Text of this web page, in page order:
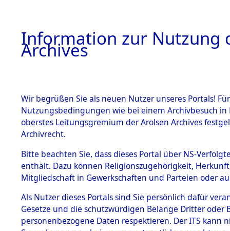
BESTÄNDE
1.
mente
5. Verschiedenes
5.3
Information zur Nutzung
Archives
Wir begrüßen Sie als neuen Nutzer unseres Portals!
Nutzungsbedingungen wie bei einem Archivbesuch
oberstes Leitungsgremium der Arolsen Archives
Archivrecht.
Bitte beachten Sie, dass dieses Portal über NS-
enthält. Dazu können Religionszugehörigkeit,
Mitgliedschaft in Gewerkschaften und Parteien oder
Als Nutzer dieses Portals sind Sie persönlich dafür
Gesetze und die schutzwürdigen Belange Dritter
personenbezogene Daten respektieren. Der ITS